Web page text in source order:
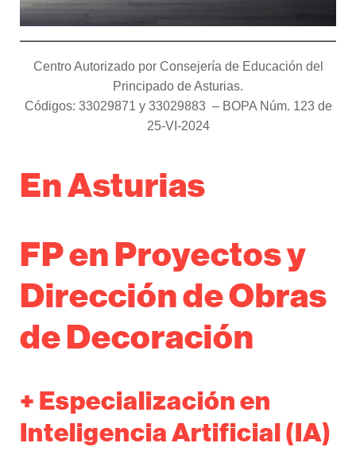
Centro Autorizado por Consejería de Educación del
Principado de Asturias.
Códigos: 33029871 y 33029883 – BOPA Núm. 123 de
25-VI-2024
En Asturias
FP en Proyectos y
Dirección de Obras
de Decoración
+ Especialización en
Inteligencia Artificial (IA)